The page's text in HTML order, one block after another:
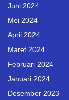
Juni 2024
Mei 2024
April 2024
Maret 2024
Februari 2024
Januari 2024
Desember 2023